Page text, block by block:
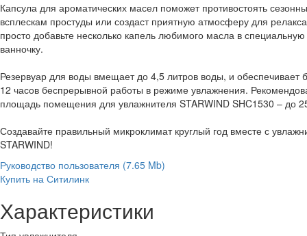
Капсула для ароматических масел поможет противостоять
всплескам простуды или создаст приятную атмосферу для
просто добавьте несколько капель любимого масла в специальную
ванночку.
Резервуар для воды вмещает до 4,5 литров воды, и обеспечивает
12 часов беспрерывной работы в режиме увлажнения.
площадь помещения для увлажнителя STARWIND SHC1530 – до
Создавайте правильный микроклимат круглый год вместе с
STARWIND!
Руководство пользователя (7.65 Mb)
Купить на Ситилинк
Характеристики